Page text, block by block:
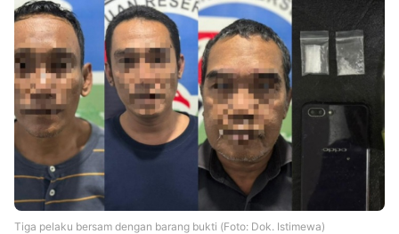
Tiga pelaku bersam dengan barang bukti (Foto: Dok. Istimewa)